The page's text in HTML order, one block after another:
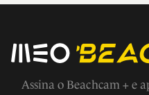
Assina o Beachcam + e